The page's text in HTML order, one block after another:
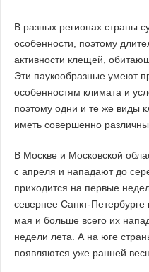
В разных регионах страны
особенности, поэтому
активности клещей,
Эти паукообразные умеют
особенностям климата и
поэтому одни и те же виды
иметь совершенно
В Москве и Московской
с апреля и нападают до
приходится на первые
севернее Санкт-
мая и больше всего их
недели лета. А на юге
появляются уже ранней